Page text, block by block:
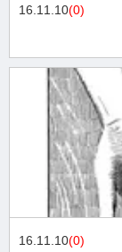
16.11.10(0)
16.11.10(0)